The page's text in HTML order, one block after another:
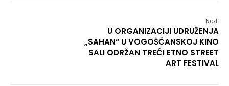
Next:
U ORGANIZACIJI UDRUŽENJA
„SAHAN“ U VOGOŠĆANSKOJ KINO
SALI ODRŽAN TREĆI ETNO STREET
ART FESTIVAL